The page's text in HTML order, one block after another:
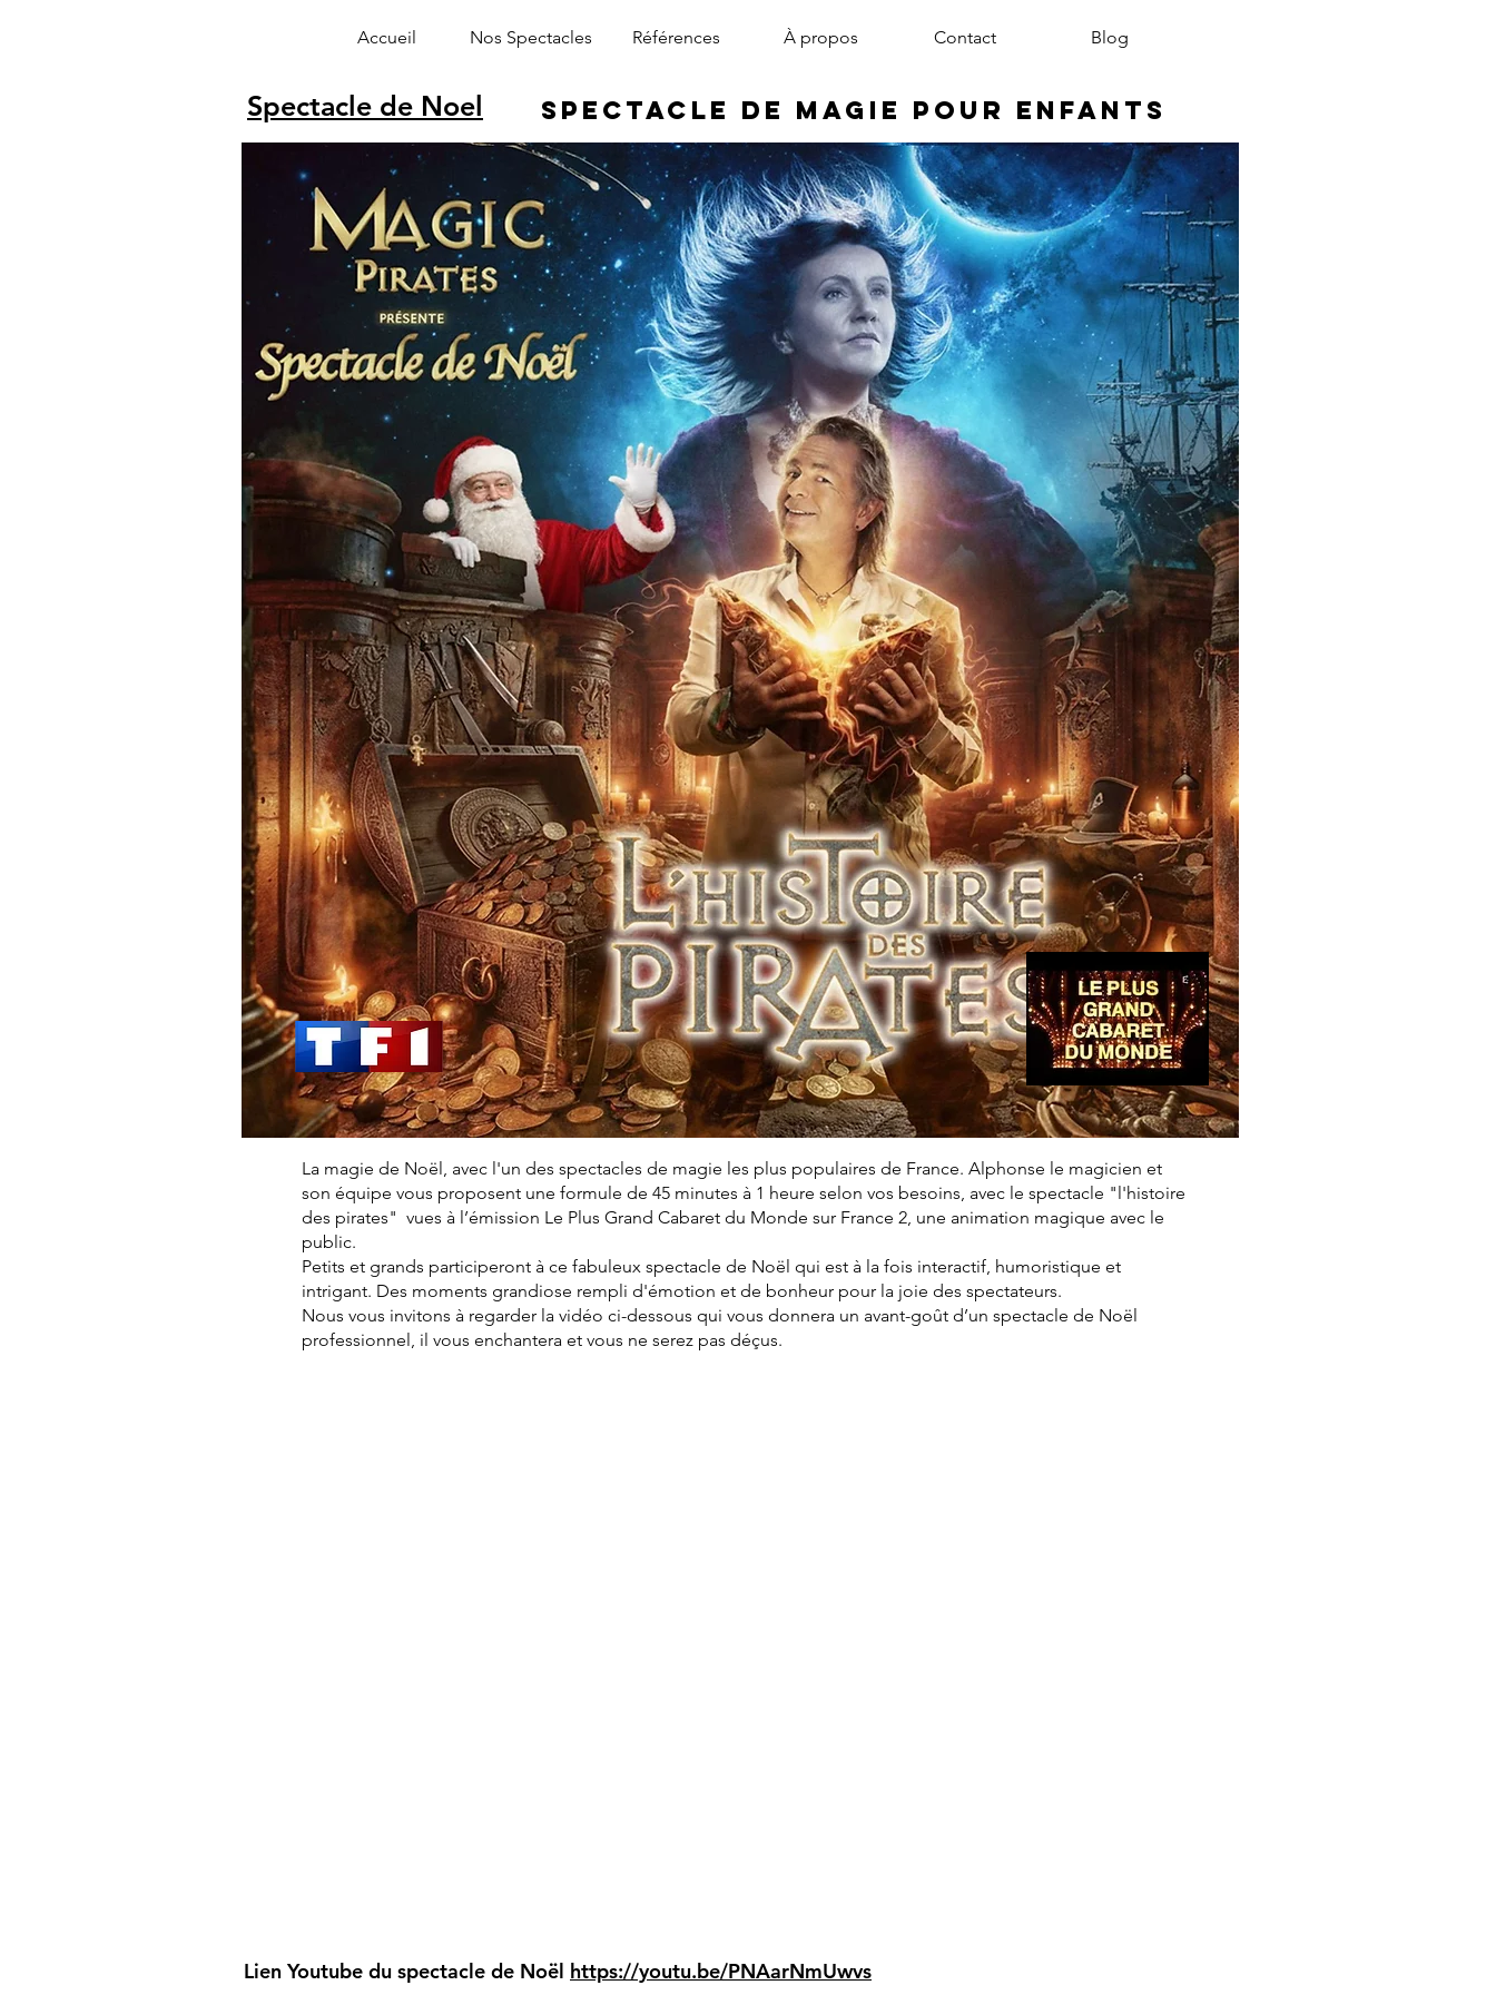
Accueil Nos Spectacles Références À propos Contact Blog
Spectacle de Noel Spectacle de Magie pour enfants
Alphonse le magicien arbre de noël
La magie de Noël, avec l'un des spectacles de magie les plus populaires de France. Alphonse le magicien et
son équipe vous proposent une formule de 45 minutes à 1 heure selon vos besoins, avec le spectacle "l'histoire
des pirates" vues à l’émission Le Plus Grand Cabaret du Monde sur France 2, une animation magique avec le
public.
Petits et grands participeront à ce fabuleux spectacle de Noël qui est à la fois interactif, humoristique et
intrigant. Des moments grandiose rempli d'émotion et de bonheur pour la joie des spectateurs.
Nous vous invitons à regarder la vidéo ci-dessous qui vous donnera un avant-goût d’un spectacle de Noël
professionnel, il vous enchantera et vous ne serez pas déçus.
Lien Youtube du spectacle de Noël https://youtu.be/PNAarNmUwvs